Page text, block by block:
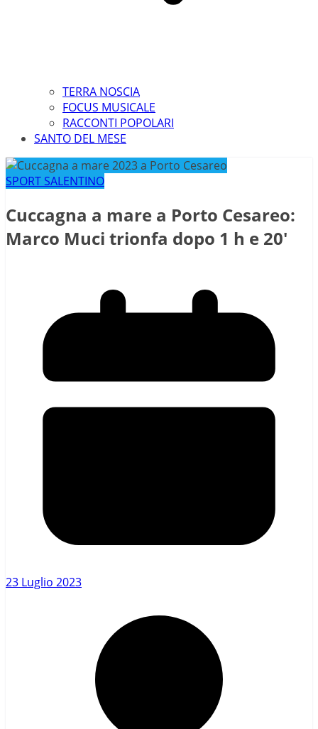
TERRA NOSCIA
FOCUS MUSICALE
RACCONTI POPOLARI
SANTO DEL MESE
SPORT SALENTINO
Cuccagna a mare a Porto Cesareo:
Marco Muci trionfa dopo 1 h e 20′
23 Luglio 2023